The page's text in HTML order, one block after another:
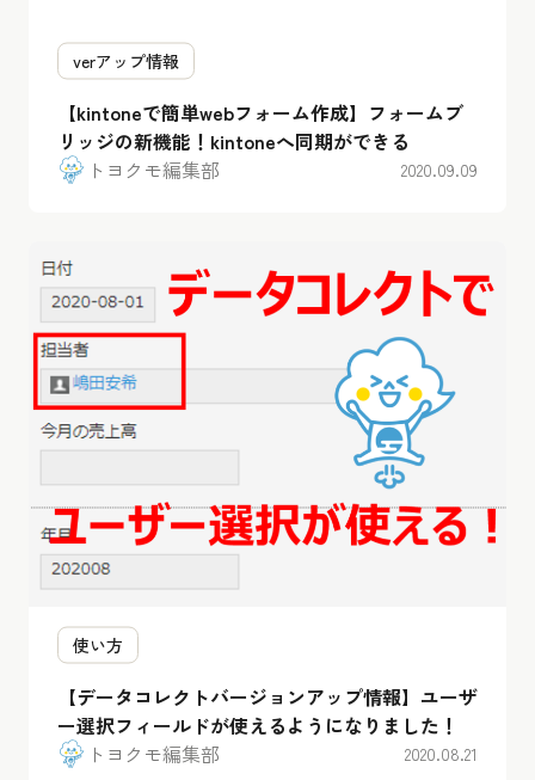
verアップ情報
【kintoneで簡単webフォーム作成】フォームブ
リッジの新機能！kintoneへ同期ができる
トヨクモ編集部
2020.09.09
使い方
【データコレクトバージョンアップ情報】ユーザ
ー選択フィールドが使えるようになりました！
トヨクモ編集部
2020.08.21